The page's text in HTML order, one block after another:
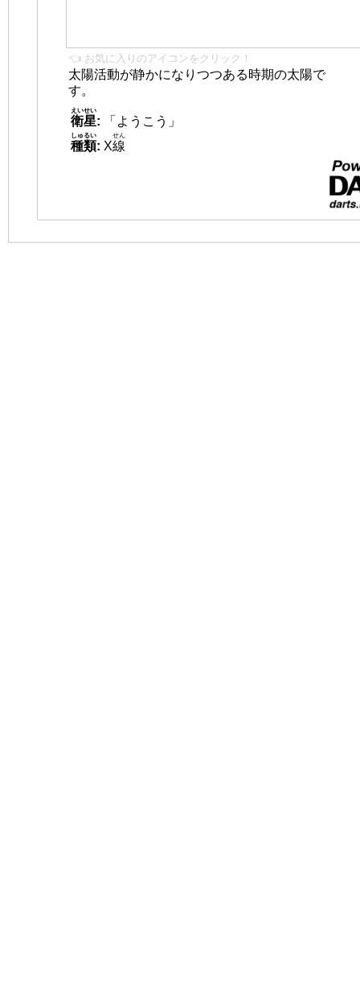
👈 お気に入りのアイコンをクリック！
太陽活動が静かになりつつある時期の太陽で
す。
衛星
えいせい
:
「ようこう」
種類
しゅるい
: X線
せん